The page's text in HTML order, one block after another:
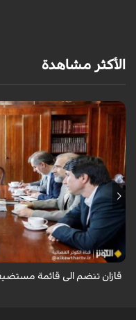
الأكثر مشاهدة
قال سفير ايران لدى روسيا كاظم
تترستان الى قائمة مستضيفي
هذه التظاهرة ...
قازان تنضم الى قائمة